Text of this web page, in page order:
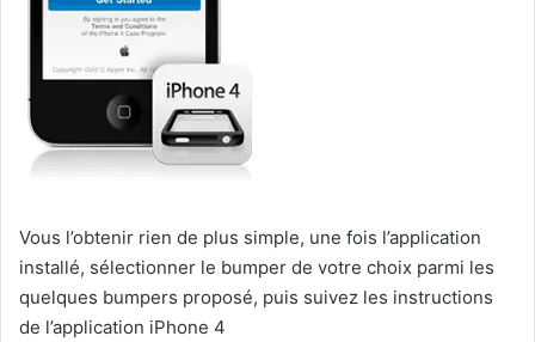
Vous l’obtenir rien de plus simple, une fois l’application
installé, sélectionner le bumper de votre choix parmi les
quelques bumpers proposé, puis suivez les instructions
de l’application iPhone 4